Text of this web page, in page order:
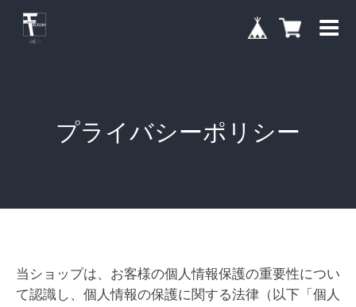
プライバシーポリシー
当ショップは、お客様の個人情報保護の重要性につい
て認識し、個人情報の保護に関する法律（以下「個人